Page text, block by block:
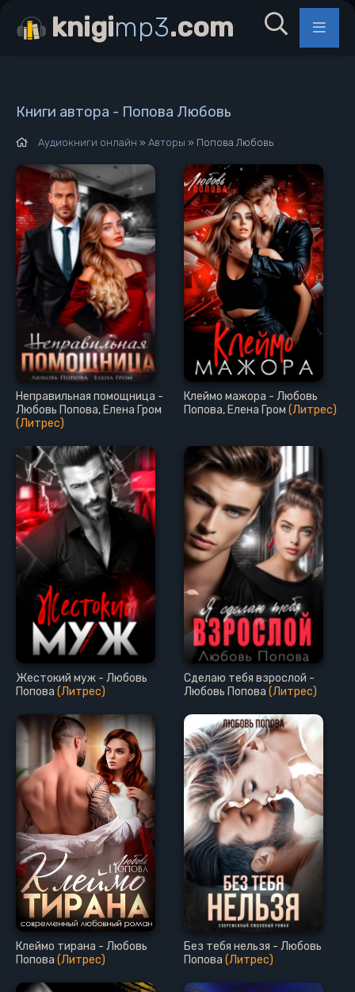
Книги автора - Попова Любовь
Аудиокниги онлайн » Авторы » Попова Любовь
Неправильная помощница -
Любовь Попова, Елена Гром
(Литрес)
Клеймо мажора - Любовь
Попова, Елена Гром (Литрес)
Жестокий муж - Любовь
Попова (Литрес)
Сделаю тебя взрослой -
Любовь Попова (Литрес)
Клеймо тирана - Любовь
Попова (Литрес)
Без тебя нельзя - Любовь
Попова (Литрес)
knigimp3.com